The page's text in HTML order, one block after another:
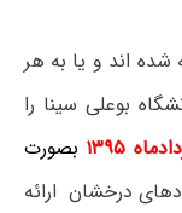
شده اند و یا به هر
بوعلی سینا را
بصورت
درخشان ارائه